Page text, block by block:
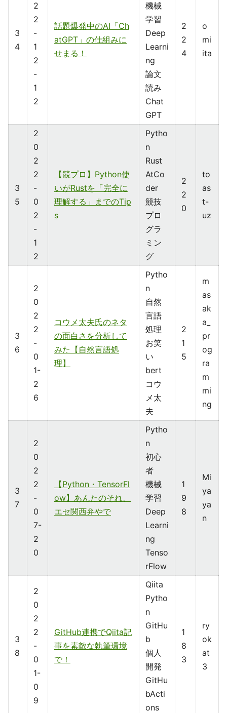
3
4
2
2
-
1
2
-
1
2
話題爆発中のAI「Ch
atGPT」の仕組みに
せまる！
機械
学習
Deep
Learni
ng
論文
読み
Chat
GPT
2
2
4
o
mi
ita
3
5
2
0
2
2
-
0
2
-
1
2
【競プロ】Python使
いがRustを「完全に
理解する」までのTip
s
Pytho
n
Rust
AtCo
der
競技
プロ
グラ
ミン
グ
2
2
0
to
as
t-
uz
3
6
2
0
2
2
-
0
1-
2
6
コウメ太夫氏のネタ
の面白さを分析して
みた【自然言語処
理】
Pytho
n
自然
言語
処理
お笑
い
bert
コウ
メ太
夫
2
1
5
m
as
ak
a_
pr
og
ra
m
mi
ng
3
7
2
0
2
2
-
0
7-
2
0
【Python・TensorFl
ow】あんたのそれ、
エセ関西弁やで
Pytho
n
初心
者
機械
学習
Deep
Learni
ng
Tenso
rFlow
1
9
8
Mi
ya
ya
n
3
8
2
0
2
2
-
0
1-
0
9
GitHub連携でQiita記
事を素敵な執筆環境
で！
Qiita
Pytho
n
GitHu
b
個人
開発
GitHu
bActi
ons
1
8
3
ry
ok
at
3